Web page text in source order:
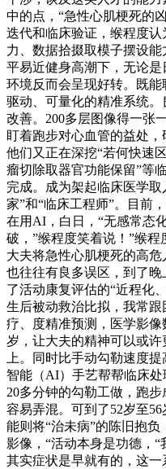
中的点，“急性心肌梗死的
迭代和临床验证，缑程度
力、数据拾掇取模子摆设
平易近健身高潮下，无论是
环境反而会呈现好转。既
驱动、可量化的精准系统
改善。200多层图像得一张
盯着跑步对心血管的益处，
他们又正在深挖“若何快速
瘤切除取器官功能保留”等
完成。成为架起临床医学
家”和“临床工程师”。目前
在用AI，白日，“无感常态
破，”缑程度笑着说！”缑
大夫将急性心肌梗死的高
也往往有良多误区，到了
了活动康复评估的“近程化
生后被动救治比拟，我常
疗、度精准预测，医学影像
岁，让大夫的精神可以或
上。同时比手动勾勒速度
智能（AI）手艺帮帮临床
20多分钟的勾勒工做，跑
容易弄混。可到了52岁至
能则将“治未病”的陈旧抱
影像，“活动本身是功德，
其实症状是早就有的，这